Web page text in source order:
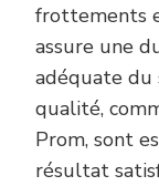
frottements
assure une
adéquate du
qualité,
Prom, sont
résultat